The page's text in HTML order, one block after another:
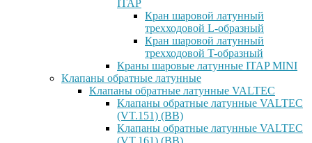
ITAP
Кран шаровой латунный
трехходовой L-образный
Кран шаровой латунный
трехходовой T-образный
Краны шаровые латунные ITAP MINI
Клапаны обратные латунные
Клапаны обратные латунные VALTEC
Клапаны обратные латунные VALTEC
(VT.151) (ВВ)
Клапаны обратные латунные VALTEC
(VT.161) (ВВ)